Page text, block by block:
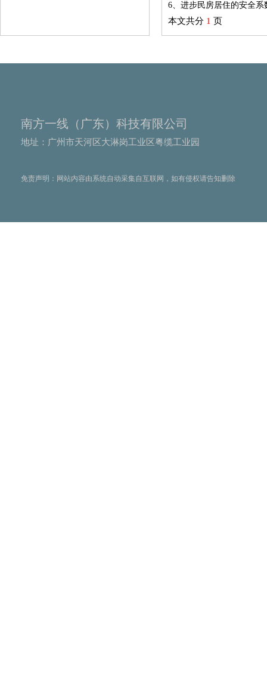
6、进步民房居住的安全
本文共分 1 页
南方一线（广东）科技有限公司
地址：广州市天河区大淋岗工业区粤缆工业园
免责声明：网站内容由系统自动采集自互联网，如有侵权请告知删除